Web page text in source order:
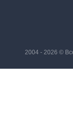
2004 - 2026 ©